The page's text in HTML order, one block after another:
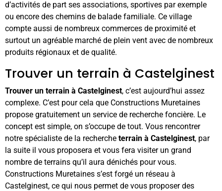
d’activités de part ses associations, sportives par exemple
ou encore des chemins de balade familiale. Ce village
compte aussi de nombreux commerces de proximité et
surtout un agréable marché de plein vent avec de nombreux
produits régionaux et de qualité.
Trouver un terrain à Castelginest
Trouver un terrain à Castelginest, c’est aujourd’hui assez
complexe. C’est pour cela que Constructions Muretaines
propose gratuitement un service de recherche foncière. Le
concept est simple, on s’occupe de tout. Vous rencontrer
notre spécialiste de la recherche terrain à Castelginest, par
la suite il vous proposera et vous fera visiter un grand
nombre de terrains qu’il aura dénichés pour vous.
Constructions Muretaines s’est forgé un réseau à
Castelginest, ce qui nous permet de vous proposer des